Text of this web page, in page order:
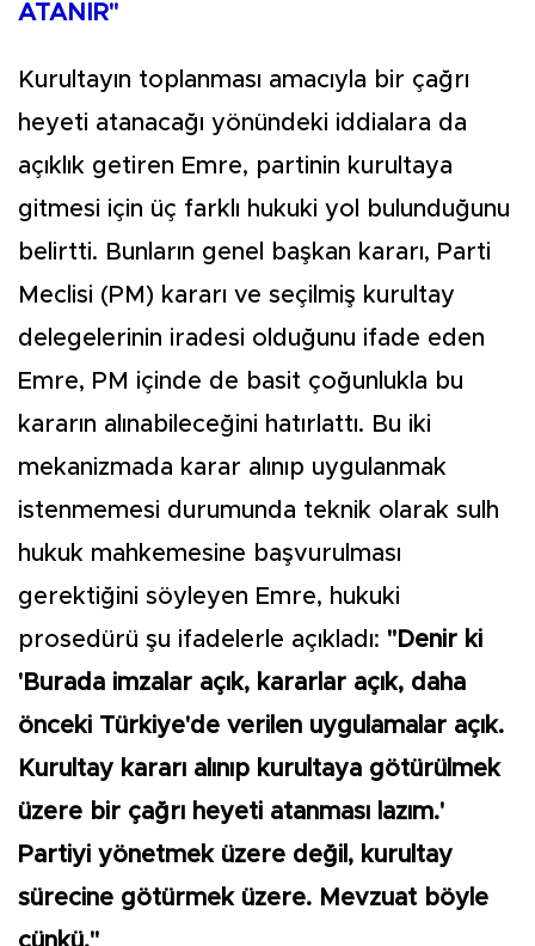
ATANIR"
Kurultayın toplanması amacıyla bir çağrı
heyeti atanacağı yönündeki iddialara da
açıklık getiren Emre, partinin kurultaya
gitmesi için üç farklı hukuki yol bulunduğunu
belirtti. Bunların genel başkan kararı, Parti
Meclisi (PM) kararı ve seçilmiş kurultay
delegelerinin iradesi olduğunu ifade eden
Emre, PM içinde de basit çoğunlukla bu
kararın alınabileceğini hatırlattı. Bu iki
mekanizmada karar alınıp uygulanmak
istenmemesi durumunda teknik olarak sulh
hukuk mahkemesine başvurulması
gerektiğini söyleyen Emre, hukuki
prosedürü şu ifadelerle açıkladı: "Denir ki
'Burada imzalar açık, kararlar açık, daha
önceki Türkiye'de verilen uygulamalar açık.
Kurultay kararı alınıp kurultaya götürülmek
üzere bir çağrı heyeti atanması lazım.'
Partiyi yönetmek üzere değil, kurultay
sürecine götürmek üzere. Mevzuat böyle